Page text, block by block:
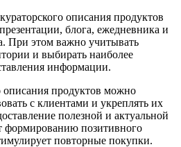
описания продуктов
блога, ежедневника и
При этом важно учитывать
и выбирать наиболее
информации.
продуктов можно
с клиентами и укреплять их
полезной и актуальной
формированию позитивного
повторные покупки.